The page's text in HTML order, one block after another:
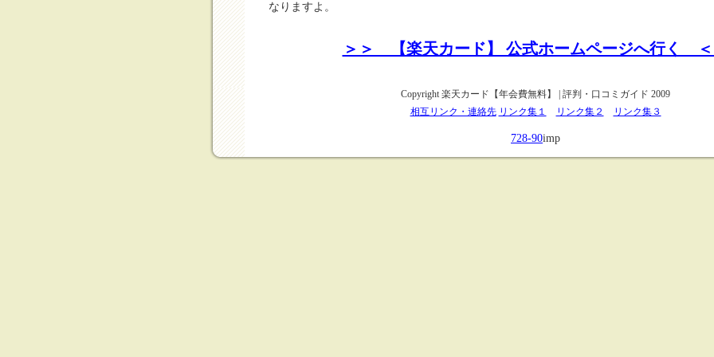
なりますよ。
＞＞ 【楽天カード】 公式ホームページへ行く
Copyright 楽天カード【年会費無料】 | 評判・口コミガイド 2009
相互リンク・連絡先 リンク集１ リンク集２ リンク集３
728-90imp